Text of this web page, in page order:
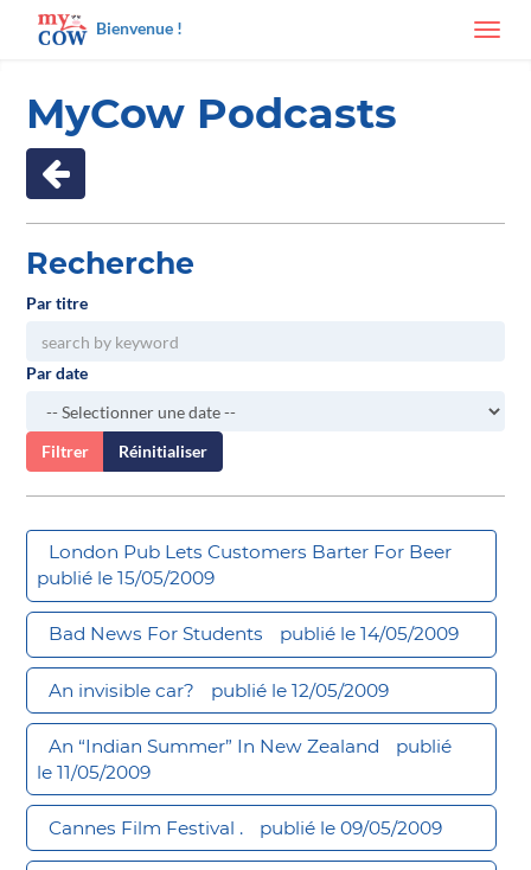
Bienvenue !
MyCow Podcasts
Recherche
Par titre
Par date
Filtrer Réinitialiser
London Pub Lets Customers Barter For Beer
publié le 15/05/2009
Bad News For Students publié le 14/05/2009
An invisible car? publié le 12/05/2009
An “Indian Summer” In New Zealand
publié
le 11/05/2009
Cannes Film Festival . publié le 09/05/2009